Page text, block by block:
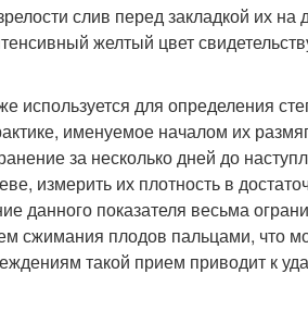
слив перед закладкой их на
желтый цвет
используется для определения
именуемое началом их
за несколько дней до
измерить их плотность в
данного показателя весьма
сжимания плодов пальцами, что
такой прием приводит к